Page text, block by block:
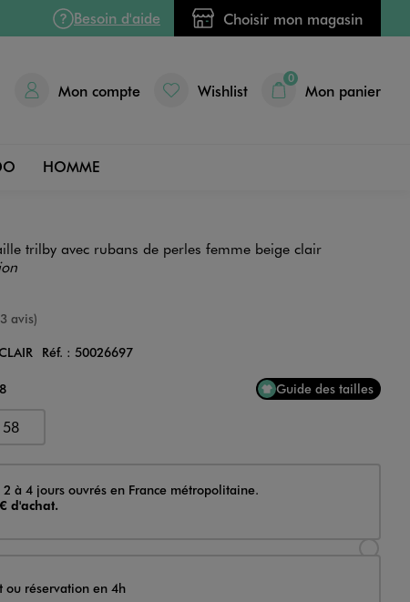
Besoin d'aide Choisir mon magasin
Mon compte Wishlist
0
Mon panier
HOMME
trilby avec rubans de perles femme beige clair
avis)
Réf. : 50026697
Guide des tailles
58
2 à 4 jours ouvrés en France métropolitaine.
d'achat.
ou réservation en 4h